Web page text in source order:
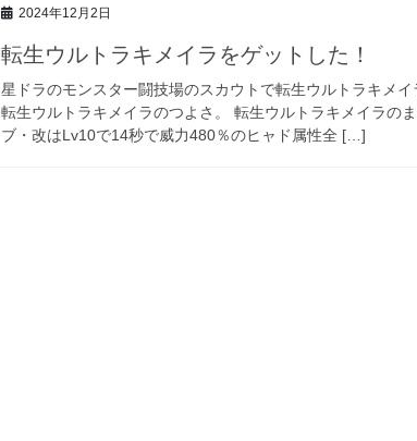
2024年12月2日
転生ウルトラキメイラをゲットした！
星ドラのモンスター闘技場のスカウトで転生ウルトラキメイ
転生ウルトラキメイラのつよさ。 転生ウルトラキメイラの
ブ・改はLv10で14秒で威力480％のヒャド属性全 […]